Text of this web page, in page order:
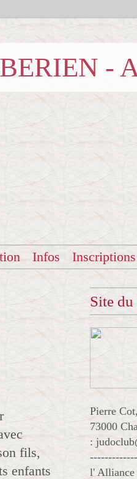
-
Infos Inscriptions
fils,
enfants
Site
Pierre
73000
:
l' Alliance